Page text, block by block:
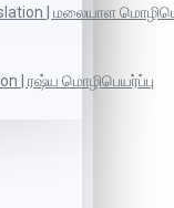
| மலையாள
| ரஷ்ய மொழிபெயர்ப்பு